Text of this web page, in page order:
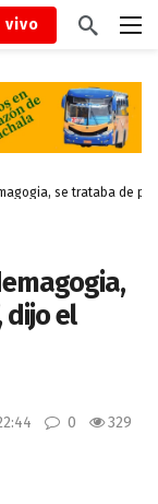
vivo
se trataba de
el
0 329